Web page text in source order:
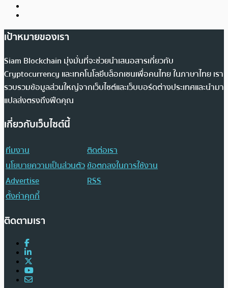
เป้าหมายของเรา
Siam Blockchain มุ่งมั่นที่จะช่วยนำเสนอสารเกี่ยวกับ
Cryptocurrency และเทคโนโลยีบล็อกเชนเพื่อคนไทย ในภาษาไทย เรา
รวบรวมข้อมูลส่วนใหญ่จากเว็บไซต์และเว็บบอร์ดต่างประเทศและนำมา
แปลส่งตรงถึงฟีดคุณ
เกี่ยวกับเว็บไซต์นี้
ทีมงาน
ติดต่อเรา
นโยบายความเป็นส่วนตัวข้อตกลงในการใช้งาน
Advertise
RSS
ตั้งค่าคุกกี้
ติดตามเรา